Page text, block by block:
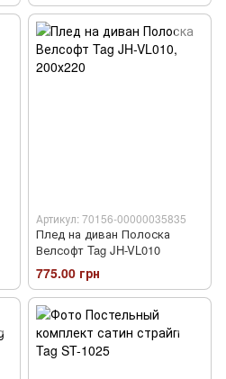
Артикул: 70156-00000035835
Плед на диван Полоска
Велсофт Tag JH-VL010
775.00 грн